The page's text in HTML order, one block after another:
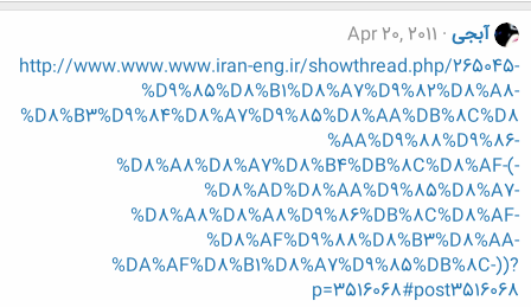
آبجی Apr 20, 2011
http://www.www.www.iran-eng.ir/showthread.php/265045-
%D9%85%D8%B1%D8%A7%D9%82%D8%A8-
%D8%B3%D9%84%D8%A7%D9%85%D8%AA%DB%8C%D8
%AA%D9%88%D9%86-
%D8%A8%D8%A7%D8%B4%DB%8C%D8%AF-(-
%D8%AD%D8%AA%D9%85%D8%A7-
%D8%A8%D8%A8%D9%86%DB%8C%D8%AF-
%D8%AF%D9%88%D8%B3%D8%AA-
%DA%AF%D8%B1%D8%A7%D9%85%DB%8C-))?
p=3516068#post3516068